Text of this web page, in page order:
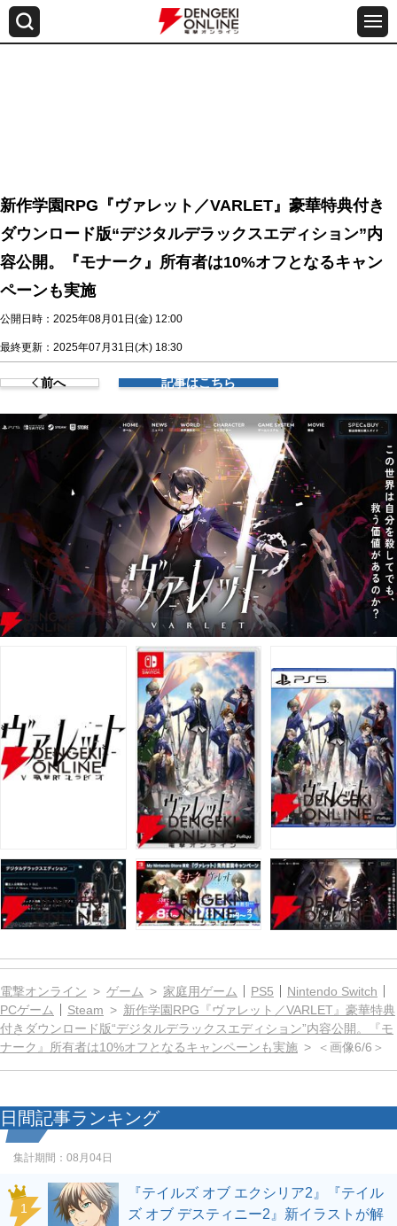
新作学園RPG『ヴァレット／VARLET』豪華特典付き
ダウンロード版“デジタルデラックスエディション”内
容公開。『モナーク』所有者は10%オフとなるキャン
ペーンも実施
公開日時：2025年08月01日(金) 12:00
最終更新：2025年07月31日(木) 18:30
前へ 記事はこちら
電撃オンライン ゲーム 家庭用ゲーム PS5
Nintendo Switch
PCゲーム
Steam
新作学園RPG『ヴァレット／VARLET』豪華特典
付きダウンロード版“デジタルデラックスエディション”内容公開。『モ
ナーク』所有者は10%オフとなるキャンペーンも実施
＜画像6/6＞
日間記事ランキング
集計期間： 08月04日
1
『テイルズ オブ エクシリア2』『テイル
ズ オブ デスティニー2』新イラストが解